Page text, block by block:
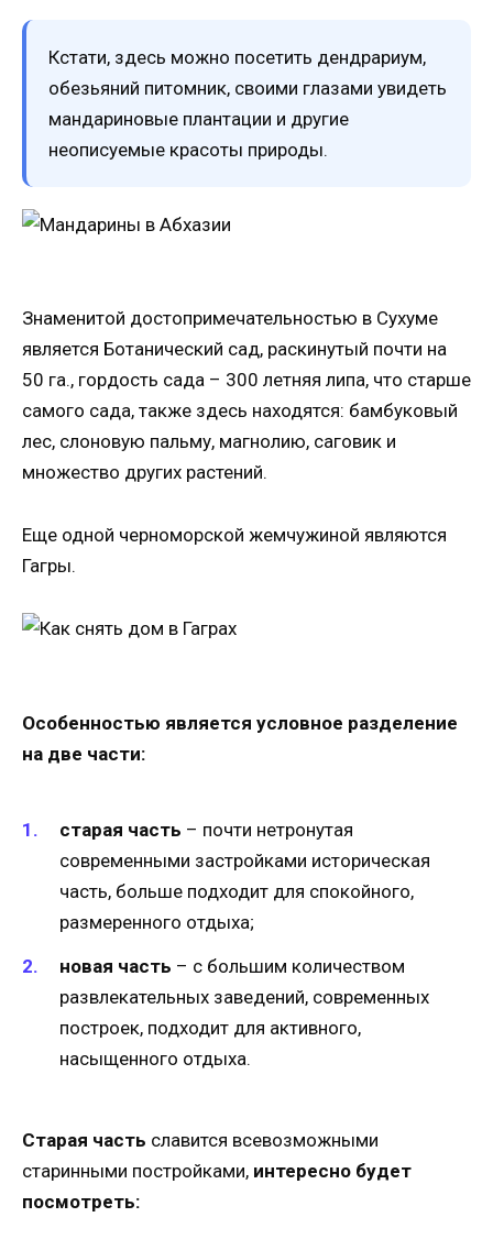
Кстати, здесь можно посетить дендрариум,
обезьяний питомник, своими глазами увидеть
мандариновые плантации и другие
неописуемые красоты природы.
Знаменитой достопримечательностью в Сухуме
является Ботанический сад, раскинутый почти на
50 га., гордость сада – 300 летняя липа, что старше
самого сада, также здесь находятся: бамбуковый
лес, слоновую пальму, магнолию, саговик и
множество других растений.
Еще одной черноморской жемчужиной являются
Гагры.
Особенностью является условное разделение
на две части:
старая часть – почти нетронутая
современными застройками историческая
часть, больше подходит для спокойного,
размеренного отдыха;
новая часть – с большим количеством
развлекательных заведений, современных
построек, подходит для активного,
насыщенного отдыха.
Старая часть славится всевозможными
старинными постройками, интересно будет
посмотреть: